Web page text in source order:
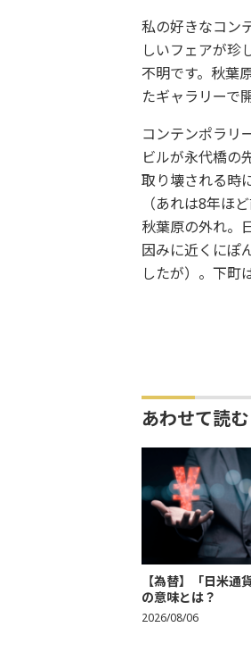
私の好きなコン
しいフェアが珍
不明です。秋葉
たギャラリーで
コンテンポラリ
ビルが永代橋の
取り壊される時
（あれは8年ほ
秋葉原の外れ。
因みに近くにぽ
したが）。下町
あわせて読む
【為替】「日米通
の意味とは？
2026/08/06